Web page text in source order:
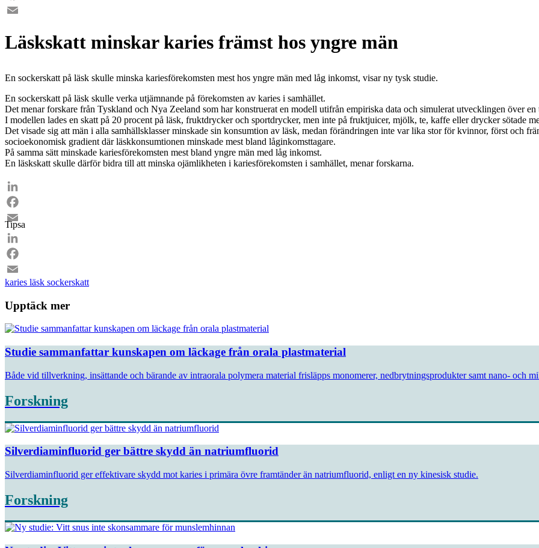
Facebook
Läskskatt minskar karies främst hos yngre män
En sockerskatt på läsk skulle minska kariesförekomsten mest hos yngre män med låg inkomst, visar ny tysk studie.
En sockerskatt på läsk skulle verka utjämnande på förekomsten av karies i samhället.
Det menar forskare från Tyskland och Nya Zeeland som har konstruerat en modell utifrån empiriska data och simulerat utvecklingen över
I modellen lades en skatt på 20 procent på läsk, fruktdrycker och sportdrycker, men inte på fruktjuicer, mjölk, te, kaffe eller drycker sötade
Det visade sig att män i alla samhällsklasser minskade sin konsumtion av läsk, medan förändringen inte var lika stor för kvinnor, först och
socioekonomisk gradient där läskkonsumtionen minskade mest bland låginkomsttagare.
På samma sätt minskade kariesförekomsten mest bland yngre män med låg inkomst.
En läskskatt skulle därför bidra till att minska ojämlikheten i kariesförekomsten i samhället, menar forskarna.
LinkedIn
Facebook
Email
Tipsa
LinkedIn
Facebook
Email
karies läsk sockerskatt
Upptäck mer
Studie sammanfattar kunskapen om läckage från orala plastmaterial
Både vid tillverkning, insättande och bärande av intraorala polymera material frisläpps monomerer, nedbrytningsprodukter samt nano- och
Forskning
Silverdiaminfluorid ger bättre skydd än natriumfluorid
Silverdiaminfluorid ger effektivare skydd mot karies i primära övre framtänder än natriumfluorid, enligt en ny kinesisk studie.
Forskning